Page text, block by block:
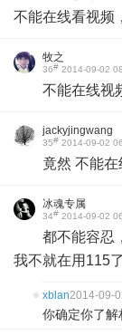
不能在线看视频
牧之
36# 2014-09-02
不能在线视
jackyjingwang
35# 2014-09-02
竟然 不能在
冰魂专属
34# 2014-09-02
都不能容忍
我不就在用115了
xblan2014-09-
你确定你了解